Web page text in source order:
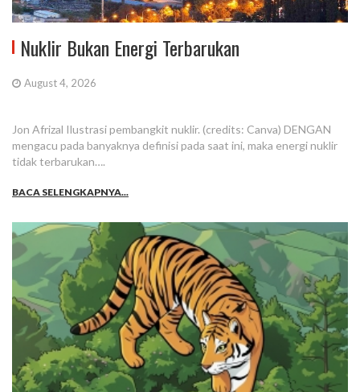
Nuklir Bukan Energi Terbarukan
August 4, 2026
Jon Afrizal Ilustrasi pembangkit nuklir. (credits: Canva) DENGAN
mengacu pada banyaknya definisi pada saat ini, maka energi nuklir
tidak terbarukan….
BACA SELENGKAPNYA...